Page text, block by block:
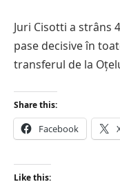
Juri Cisotti a strâns
pase decisive în
transferul de la
Share this:
Facebook
Like this: